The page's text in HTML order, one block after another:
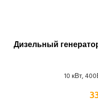
Дизельный
10 кВт,